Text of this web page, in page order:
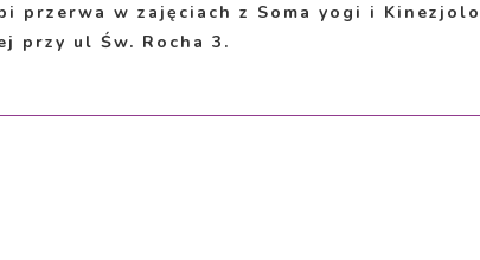
przerwa w zajęciach z Soma yogi i
przy ul Św. Rocha 3.